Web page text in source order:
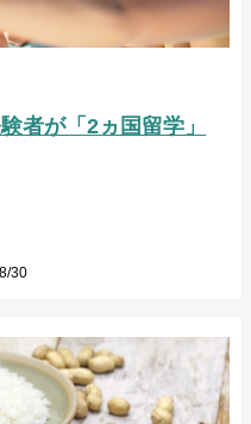
者が「2ヵ国留学」
30